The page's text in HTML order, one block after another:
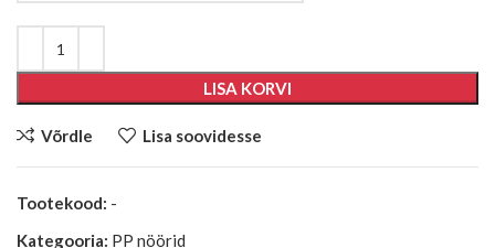
LISA KORVI
Võrdle Lisa soovidesse
Tootekood: -
Kategooria: PP nöörid